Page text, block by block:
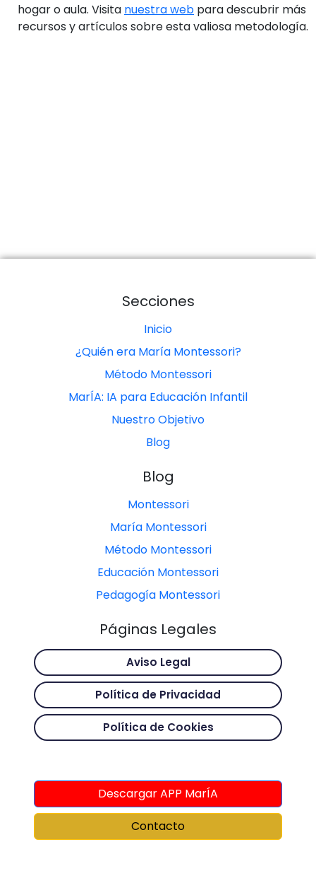
hogar o aula. Visita nuestra web para descubrir más
recursos y artículos sobre esta valiosa metodología.
Secciones
Inicio
¿Quién era María Montessori?
Método Montessori
MarÍA: IA para Educación Infantil
Nuestro Objetivo
Blog
Blog
Montessori
María Montessori
Método Montessori
Educación Montessori
Pedagogía Montessori
Páginas Legales
Aviso Legal
Política de Privacidad
Política de Cookies
Descargar APP MarÍA
Contacto